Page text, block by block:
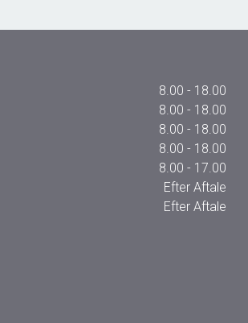
8.00 - 18.00
8.00 - 18.00
8.00 - 18.00
8.00 - 18.00
8.00 - 17.00
Efter Aftale
Efter Aftale